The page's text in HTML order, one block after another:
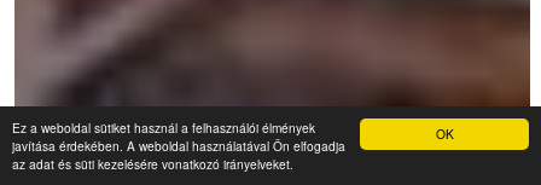
OK
Ez a weboldal sütiket használ a felhasználói élmények
javítása érdekében. A weboldal használatával Ön elfogadja
az adat és süti kezelésére vonatkozó irányelveket.